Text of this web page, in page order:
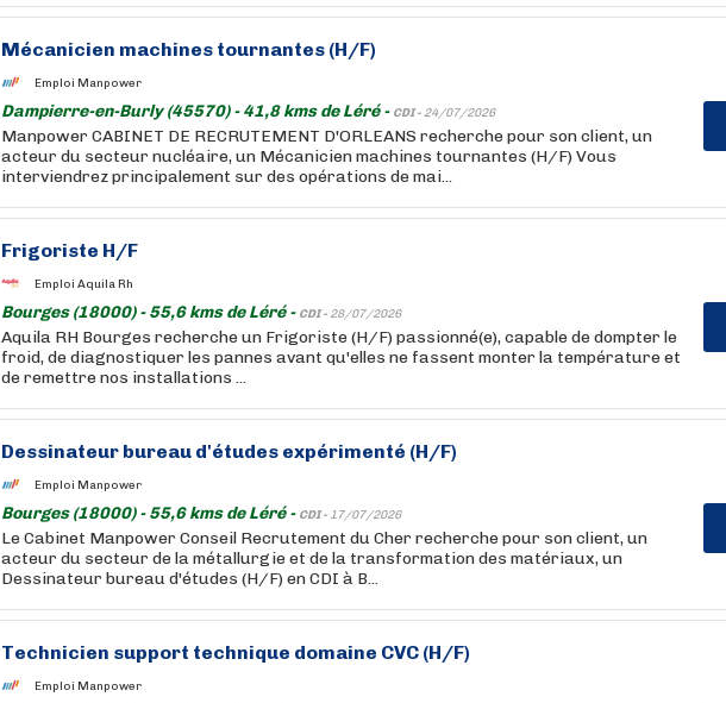
Mécanicien machines tournantes (H/F)
Emploi Manpower
Dampierre-en-Burly (45570) - 41,8 kms de Léré - CDI - 24/07/2026
Manpower CABINET DE RECRUTEMENT D'ORLEANS recherche pour son client, un
acteur du secteur nucléaire, un Mécanicien machines tournantes (H/F) Vous
interviendrez principalement sur des opérations de mai...
Frigoriste H/F
Emploi Aquila Rh
Bourges (18000) - 55,6 kms de Léré - CDI - 28/07/2026
Aquila RH Bourges recherche un Frigoriste (H/F) passionné(e), capable de dompter le
froid, de diagnostiquer les pannes avant qu'elles ne fassent monter la température et
de remettre nos installations ...
Dessinateur bureau d'études expérimenté (H/F)
Emploi Manpower
Bourges (18000) - 55,6 kms de Léré - CDI - 17/07/2026
Le Cabinet Manpower Conseil Recrutement du Cher recherche pour son client, un
acteur du secteur de la métallurgie et de la transformation des matériaux, un
Dessinateur bureau d'études (H/F) en CDI à B...
Technicien support technique domaine CVC (H/F)
Emploi Manpower